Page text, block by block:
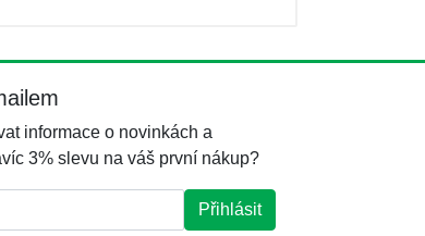
informace o novinkách a
3% slevu na váš první nákup?
Přihlásit